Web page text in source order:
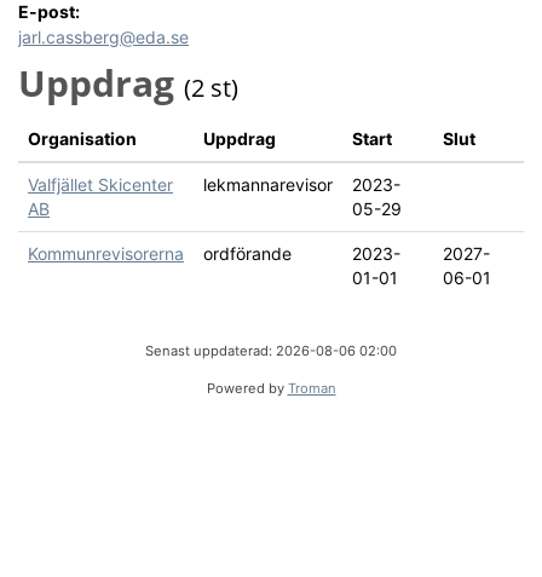
E-post:
jarl.cassberg@eda.se
Uppdrag (2 st)
Organisation Uppdrag Start Slut
Valfjället Skicenter
AB
lekmannarevisor
2023-
05-29
Kommunrevisorerna ordförande
2023-
01-01
2027-
06-01
Senast uppdaterad: 2026-08-06 02:00
Powered by Troman